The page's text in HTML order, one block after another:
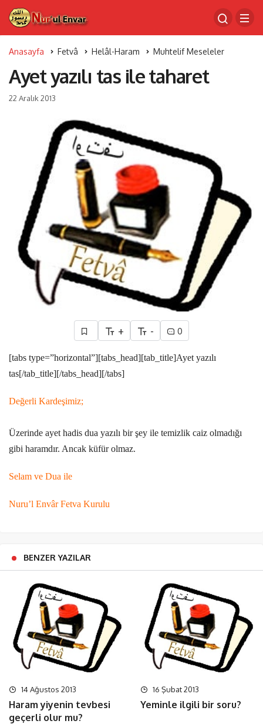
Anasayfa Fetvâ Helâl-Haram Muhtelif Meseleler
Ayet yazılı tas ile taharet
22 Aralık 2013
+ - 0
[tabs type=”horizontal”][tabs_head][tab_title]Ayet yazılı
tas[/tab_title][/tabs_head][/tabs]
Değerli Kardeşimiz;
Üzerinde ayet hadis dua yazılı bir şey ile temizlik caiz olmadığı
gibi haramdır. Ancak küfür olmaz.
Selam ve Dua ile
Nuru’l Envâr Fetva Kurulu
BENZER YAZILAR
14 Ağustos 2013
Haram yiyenin tevbesi
geçerli olur mu?
16 Şubat 2013
Yeminle ilgili bir soru?